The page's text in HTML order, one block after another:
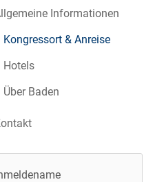
Informationen
Kongressort & Anreise
Hotels
Über Baden